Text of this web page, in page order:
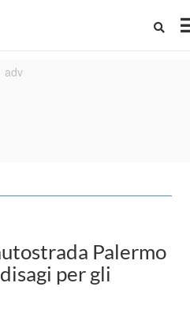
Palermo
per gli